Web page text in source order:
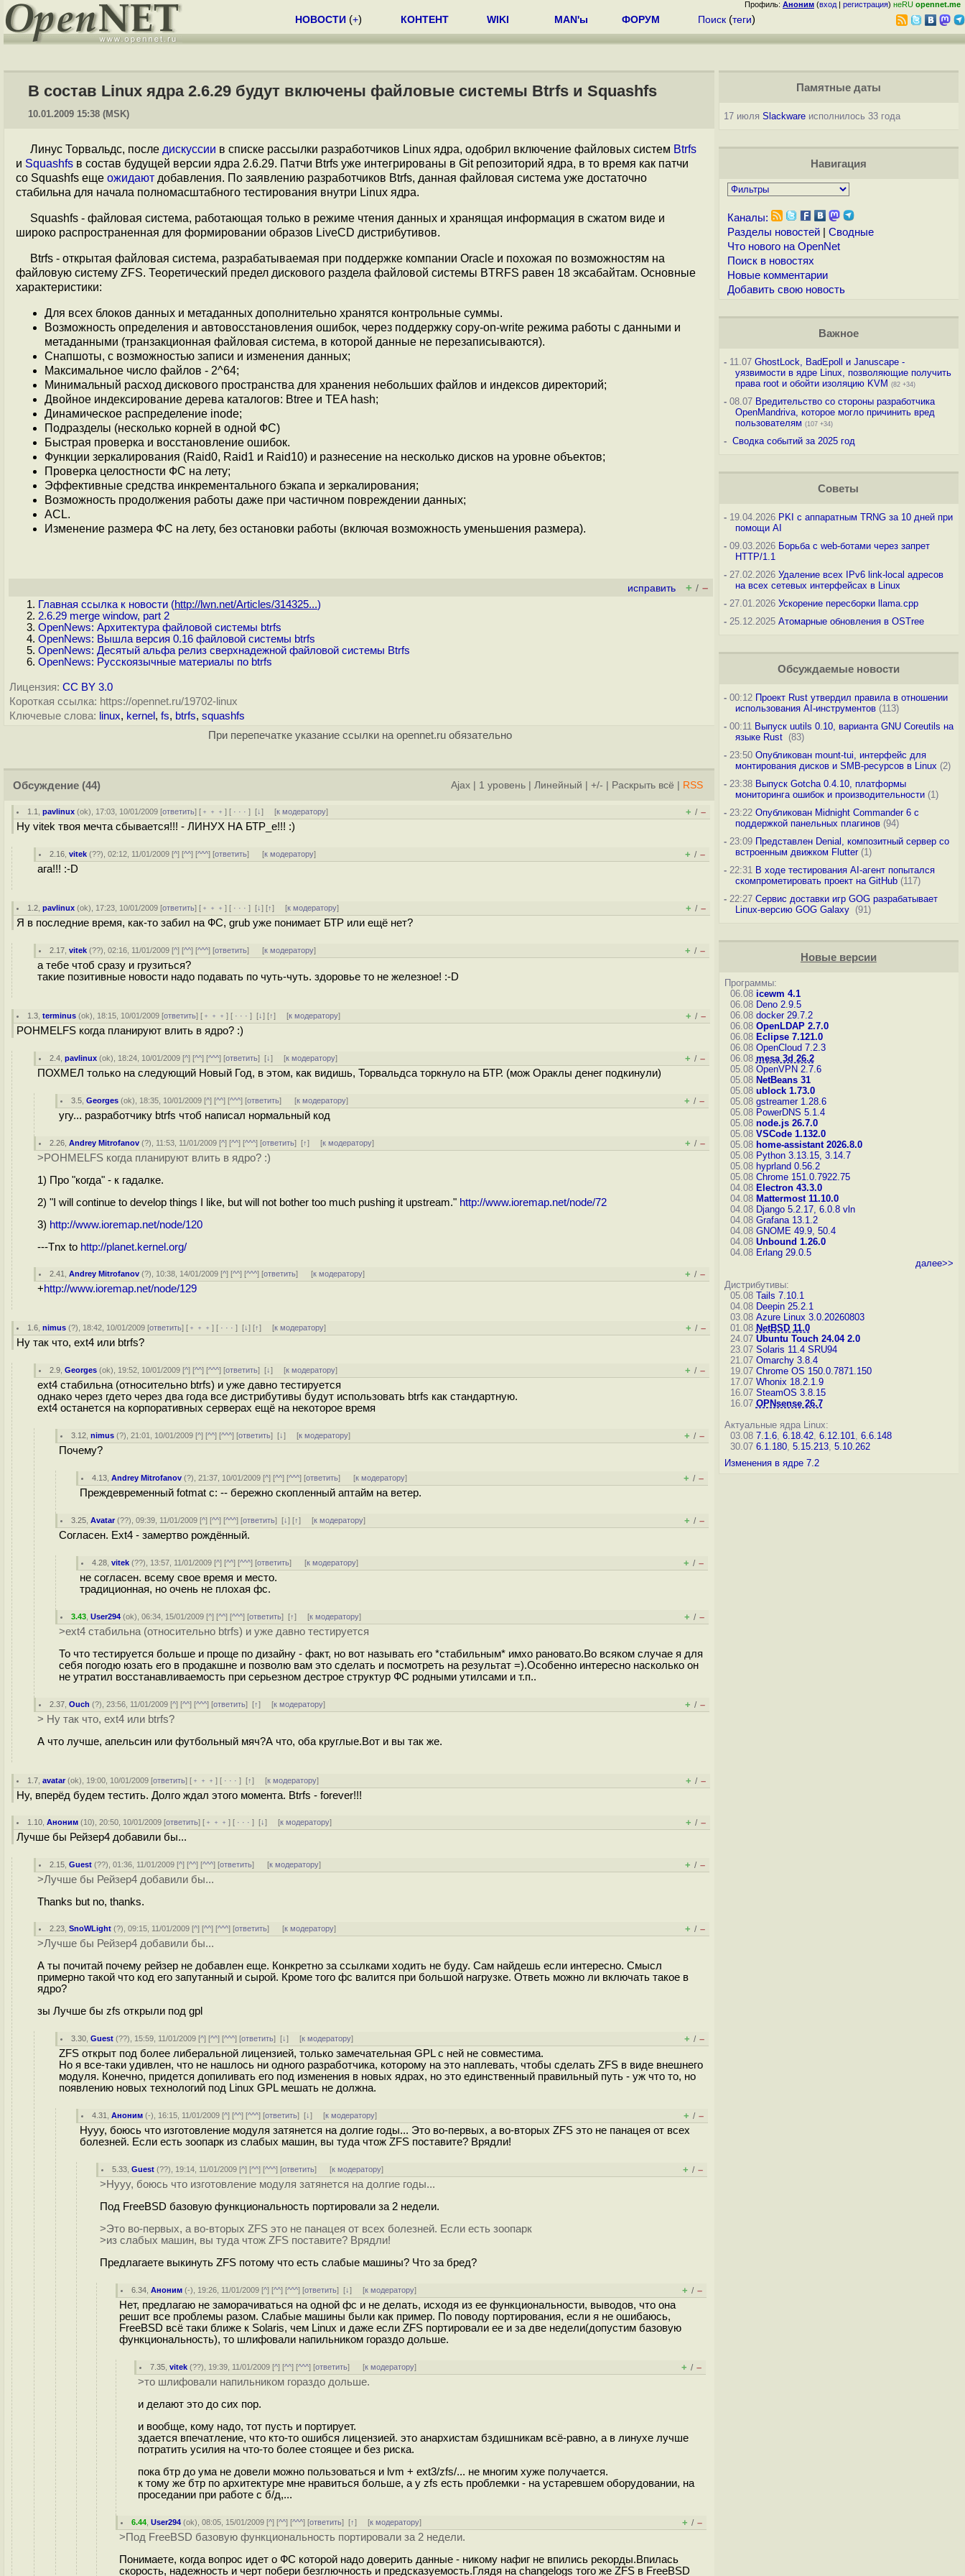
Профиль: Аноним (вход | регистрация) неRU opennet.me
НОВОСТИ (+) КОНТЕНТ WIKI MAN'ы ФОРУМ Поиск (теги)
В состав Linux ядра 2.6.29 будут включены файловые системы Btrfs и Squashfs
10.01.2009 15:38 (MSK)
Линус Торвальдс, после дискуссии в списке рассылки разработчиков Linux ядра, одобрил включение файловых систем Btrfs
и Squashfs в состав будущей версии ядра 2.6.29. Патчи Btrfs уже интегрированы в Git репозиторий ядра, в то время как патчи
со Squashfs еще ожидают добавления. По заявлению разработчиков Btrfs, данная файловая система уже достаточно
стабильна для начала полномасштабного тестирования внутри Linux ядра.
Squashfs - файловая система, работающая только в режиме чтения данных и хранящая информация в сжатом виде и
широко распространенная для формировании образов LiveCD дистрибутивов.
Btrfs - открытая файловая система, разрабатываемая при поддержке компании Oracle и похожая по возможностям на
файловую систему ZFS. Теоретический предел дискового раздела файловой системы BTRFS равен 18 эксабайтам. Основные
характеристики:
Для всех блоков данных и метаданных дополнительно хранятся контрольные суммы.
Возможность определения и автовосстановления ошибок, через поддержку copy-on-write режима работы с данными и
метаданными (транзакционная файловая система, в которой данные не перезаписываются).
Снапшоты, с возможностью записи и изменения данных;
Максимальное число файлов - 2^64;
Минимальный расход дискового пространства для хранения небольших файлов и индексов директорий;
Двойное индексирование дерева каталогов: Btree и TEA hash;
Динамическое распределение inode;
Подразделы (несколько корней в одной ФС)
Быстрая проверка и восстановление ошибок.
Функции зеркалирования (Raid0, Raid1 и Raid10) и разнесение на несколько дисков на уровне объектов;
Проверка целостности ФС на лету;
Эффективные средства инкрементального бэкапа и зеркалирования;
Возможность продолжения работы даже при частичном повреждении данных;
ACL.
Изменение размера ФС на лету, без остановки работы (включая возможность уменьшения размера).
исправить + / –
Главная ссылка к новости (http://lwn.net/Articles/314325...)
2.6.29 merge window, part 2
OpenNews: Архитектура файловой системы btrfs
OpenNews: Вышла версия 0.16 файловой системы btrfs
OpenNews: Десятый альфа релиз сверхнадежной файловой системы Btrfs
OpenNews: Русскоязычные материалы по btrfs
Лицензия: CC BY 3.0
Короткая ссылка: https://opennet.ru/19702-linux
Ключевые слова: linux, kernel , fs, btrfs, squashfs
При перепечатке указание ссылки на opennet.ru обязательно
Обсуждение (44) Ajax 1 уровень Линейный +/- Раскрыть всё RSS
1.1 ,pavlinux (ok), 17:03, 10/01/2009 [ответить] [ ﹢﹢﹢] [ · · ·][↓] [к модератору] + / –
Ну vitek твоя мечта сбывается!!! - ЛИНУХ НА БТР_е!!! :)
2.16 ,vitek (??), 02:12, 11/01/2009 [^] [^^] [^^^] [ответить] [к модератору] + / –
ага!!! :-D
1.2 ,pavlinux (ok), 17:23, 10/01/2009 [ответить] [ ﹢﹢﹢] [ · · ·][↓] [↑] [к модератору] + / –
Я в последние время, как-то забил на ФС, grub уже понимает БТР или ещё нет?
2.17 ,vitek (??), 02:16, 11/01/2009 [^] [^^] [^^^] [ответить] [к модератору] + / –
а тебе чтоб сразу и грузиться?
такие позитивные новости надо подавать по чуть-чуть. здоровье то не железное! :-D
1.3 ,terminus (ok), 18:15, 10/01/2009 [ответить] [ ﹢﹢﹢] [ · · ·][↓] [↑] [к модератору] + / –
POHMELFS когда планируют влить в ядро? :)
2.4 ,pavlinux (ok), 18:24, 10/01/2009 [^] [^^] [^^^] [ответить][↓] [к модератору] + / –
ПОХМЕЛ только на следующий Новый Год, в этом, как видишь, Торвальдса торкнуло на БТР. (мож Ораклы денег подкинули)
3.5 ,Georges (ok), 18:35, 10/01/2009 [^] [^^] [^^^] [ответить] [к модератору] + / –
угу... разработчику btrfs чтоб написал нормальный код
2.26 ,Andrey Mitrofanov (?), 11:53, 11/01/2009 [^] [^^] [^^^] [ответить][↑] [к модератору] + / –
>POHMELFS когда планируют влить в ядро? :)
1) Про "когда" - к гадалке.
2) "I will continue to develop things I like, but will not bother too much pushing it upstream." http://www.ioremap.net/node/72
3) http://www.ioremap.net/node/120
---Tnx to http://planet.kernel.org/
2.41 ,Andrey Mitrofanov (?), 10:38, 14/01/2009 [^] [^^] [^^^] [ответить] [к модератору] + / –
+http://www.ioremap.net/node/129
1.6 ,nimus (?), 18:42, 10/01/2009 [ответить] [ ﹢﹢﹢] [ · · ·][↓] [↑] [к модератору] + / –
Ну так что, ext4 или btrfs?
2.9 ,Georges (ok), 19:52, 10/01/2009 [^] [^^] [^^^] [ответить][↓] [к модератору] + / –
ext4 стабильна (относительно btrfs) и уже давно тестируется
однако через гдето через два года все дистрибутивы будут использовать btrfs как стандартную.
ext4 останется на корпоративных серверах ещё на некоторое время
3.12 ,nimus (?), 21:01, 10/01/2009 [^] [^^] [^^^] [ответить][↓] [к модератору] + / –
Почему?
4.13 ,Andrey Mitrofanov (?), 21:37, 10/01/2009 [^] [^^] [^^^] [ответить] [к модератору] + / –
Преждевременный fotmat c: -- бережно скопленный аптайм на ветер.
3.25 ,Avatar(??), 09:39, 11/01/2009 [^] [^^] [^^^] [ответить][↓] [↑] [к модератору] + / –
Согласен. Ext4 - замертво рождённый.
4.28 ,vitek (??), 13:57, 11/01/2009 [^] [^^] [^^^] [ответить] [к модератору] + / –
не согласен. всему свое время и место.
традиционная, но очень не плохая фс.
3.43 ,User294 (ok), 06:34, 15/01/2009 [^] [^^] [^^^] [ответить][↑] [к модератору] + / –
>ext4 стабильна (относительно btrfs) и уже давно тестируется
То что тестируется больше и проще по дизайну - факт, но вот называть его *стабильным* имхо рановато.Во всяком случае я для
себя погодю юзать его в продакшне и позволю вам это сделать и посмотреть на результат =).Особенно интересно насколько он
не утратил восстанавливаемость при серьезном дестрое структур ФС родными утилсами и т.п..
2.37 ,Ouch (?), 23:56, 11/01/2009 [^] [^^] [^^^] [ответить][↑] [к модератору] + / –
> Ну так что, ext4 или btrfs?
А что лучше, апельсин или футбольный мяч?А что, оба круглые.Вот и вы так же.
1.7 ,avatar(ok), 19:00, 10/01/2009 [ответить] [ ﹢﹢﹢] [ · · ·][↑] [к модератору] + / –
Ну, вперёд будем тестить. Долго ждал этого момента. Btrfs - forever!!!
1.10 ,Аноним (10), 20:50, 10/01/2009 [ответить] [ ﹢﹢﹢] [ · · ·][↓] [к модератору] + / –
Лучше бы Рейзер4 добавили бы...
2.15 ,Guest (??), 01:36, 11/01/2009 [^] [^^] [^^^] [ответить] [к модератору] + / –
>Лучше бы Рейзер4 добавили бы...
Thanks but no, thanks.
2.23 ,SnoWLight (?), 09:15, 11/01/2009 [^] [^^] [^^^] [ответить] [к модератору] + / –
>Лучше бы Рейзер4 добавили бы...
А ты почитай почему рейзер не добавлен еще. Конкретно за ссылками ходить не буду. Сам найдешь если интересно. Смысл
примерно такой что код его запутанный и сырой. Кроме того фс валится при большой нагрузке. Ответь можно ли включать такое в
ядро?
зы Лучше бы zfs открыли под gpl
3.30 ,Guest (??), 15:59, 11/01/2009 [^] [^^] [^^^] [ответить][↓] [к модератору] + / –
ZFS открыт под более либеральной лицензией, только замечательная GPL с ней не совместима.
Но я все-таки удивлен, что не нашлось ни одного разработчика, которому на это наплевать, чтобы сделать ZFS в виде внешнего
модуля. Конечно, придется допиливать его под изменения в новых ядрах, но это единственный правильный путь - уж что то, но
появлению новых технологий под Linux GPL мешать не должна.
4.31 ,Аноним (-), 16:15, 11/01/2009 [^] [^^] [^^^] [ответить][↓] [к модератору] + / –
Нууу, боюсь что изготовление модуля затянется на долгие годы... Это во-первых, а во-вторых ZFS это не панацея от всех
болезней. Если есть зоопарк из слабых машин, вы туда чтож ZFS поставите? Врядли!
5.33 ,Guest (??), 19:14, 11/01/2009 [^] [^^] [^^^] [ответить] [к модератору] + / –
>Нууу, боюсь что изготовление модуля затянется на долгие годы...
Под FreeBSD базовую функциональность портировали за 2 недели.
>Это во-первых, а во-вторых ZFS это не панацея от всех болезней. Если есть зоопарк
>из слабых машин, вы туда чтож ZFS поставите? Врядли!
Предлагаете выкинуть ZFS потому что есть слабые машины? Что за бред?
6.34 ,Аноним (-), 19:26, 11/01/2009 [^] [^^] [^^^] [ответить][↓] [к модератору] + / –
Нет, предлагаю не заморачиваться на одной фс и не делать, исходя из ее функциональности, выводов, что она
решит все проблемы разом. Слабые машины были как пример. По поводу портирования, если я не ошибаюсь,
FreeBSD всё таки ближе к Solaris, чем Linux и даже если ZFS портировали ее и за две недели(допустим базовую
функциональность), то шлифовали напильником гораздо дольше.
7.35 ,vitek (??), 19:39, 11/01/2009 [^] [^^] [^^^] [ответить] [к модератору] + / –
>то шлифовали напильником гораздо дольше.
и делают это до сих пор.
и вообще, кому надо, тот пусть и портирует.
здается впечатление, что кто-то ошибся лицензией. это анархистам бздишникам всё-равно, а в линухе лучше
потратить усилия на что-то более стоящее и без риска.
пока бтр до ума не довели можно пользоваться и lvm + ext3/zfs/... не многим хуже получается.
к тому же бтр по архитектуре мне нравиться больше, а у zfs есть проблемки - на устаревшем оборудовании, на
проседании при работе с б/д,...
6.44 ,User294 (ok), 08:05, 15/01/2009 [^] [^^] [^^^] [ответить][↑] [к модератору] + / –
>Под FreeBSD базовую функциональность портировали за 2 недели.
Понимаете, когда вопрос идет о ФС которой надо доверить данные - никому нафиг не впились рекорды.Впилась
скорость, надежность и черт побери безглючность и предсказуемость.Глядя на changelogs того же ZFS в FreeBSD
Памятные даты
17 июля Slackwareисполнилось 33 года
Навигация
Каналы:
Разделы новостей| Сводные
Что нового на OpenNet
Поиск в новостях
Новые комментарии
Добавить свою новость
Важное
-11.07 GhostLock, BadEpoll и Januscape -
уязвимости в ядре Linux, позволяющие получить
права root и обойти изоляцию KVM (82 +34)
-08.07 Вредительство со стороны разработчика
OpenMandriva, которое могло причинить вред
пользователям (107 +34)
- Сводка событий за 2025 год
Советы
-19.04.2026 PKI с аппаратным TRNG за 10 дней при
помощи AI
-09.03.2026 Борьба с web-ботами через запрет
HTTP/1.1
-27.02.2026 Удаление всех IPv6 link-local адресов
на всех сетевых интерфейсах в Linux
-27.01.2026 Ускорение пересборки llama.cpp
-25.12.2025 Атомарные обновления в OSTree
Обсуждаемые новости
-00:12 Проект Rust утвердил правила в отношении
использования AI-инструментов(113)
-00:11 Выпуск uutils 0.10, варианта GNU Coreutils на
языке Rust (83)
-23:50 Опубликован mount-tui, интерфейс для
монтирования дисков и SMB-ресурсов в Linux (2)
-23:38 Выпуск Gotcha 0.4.10, платформы
мониторинга ошибок и производительности(1)
-23:22 Опубликован Midnight Commander 6 c
поддержкой панельных плагинов(94)
-23:09 Представлен Denial, композитный сервер со
встроенным движком Flutter(1)
-22:31 В ходе тестирования AI-агент попытался
скомпрометировать проект на GitHub(117)
-22:27 Сервис доставки игр GOG разрабатывает
Linux-версию GOG Galaxy (91)
Новые версии
Программы:
06.08 icewm 4.1
06.08 Deno 2.9.5
06.08 docker 29.7.2
06.08 OpenLDAP 2.7.0
06.08 Eclipse 7.121.0
06.08 OpenCloud 7.2.3
06.08 mesa 3d 26.2
05.08 OpenVPN 2.7.6
05.08 NetBeans 31
05.08 ublock 1.73.0
05.08 gstreamer 1.28.6
05.08 PowerDNS 5.1.4
05.08 node.js 26.7.0
05.08 VSCode 1.132.0
05.08 home-assistant 2026.8.0
05.08 Python 3.13.15, 3.14.7
05.08 hyprland 0.56.2
05.08 Chrome 151.0.7922.75
04.08 Electron 43.3.0
04.08 Mattermost 11.10.0
04.08 Django 5.2.17, 6.0.8 vln
04.08 Grafana 13.1.2
04.08 GNOME 49.9, 50.4
04.08 Unbound 1.26.0
04.08 Erlang 29.0.5
далее>>
Дистрибутивы:
05.08 Tails 7.10.1
04.08 Deepin 25.2.1
03.08 Azure Linux 3.0.20260803
01.08 NetBSD 11.0
24.07 Ubuntu Touch 24.04 2.0
23.07 Solaris 11.4 SRU94
21.07 Omarchy 3.8.4
19.07 Chrome OS 150.0.7871.150
17.07 Whonix 18.2.1.9
16.07 SteamOS 3.8.15
16.07 OPNsense 26.7
Актуальные ядра Linux:
03.08 7.1.6, 6.18.42, 6.12.101, 6.6.148
30.07 6.1.180, 5.15.213, 5.10.262
Изменения в ядре 7.2